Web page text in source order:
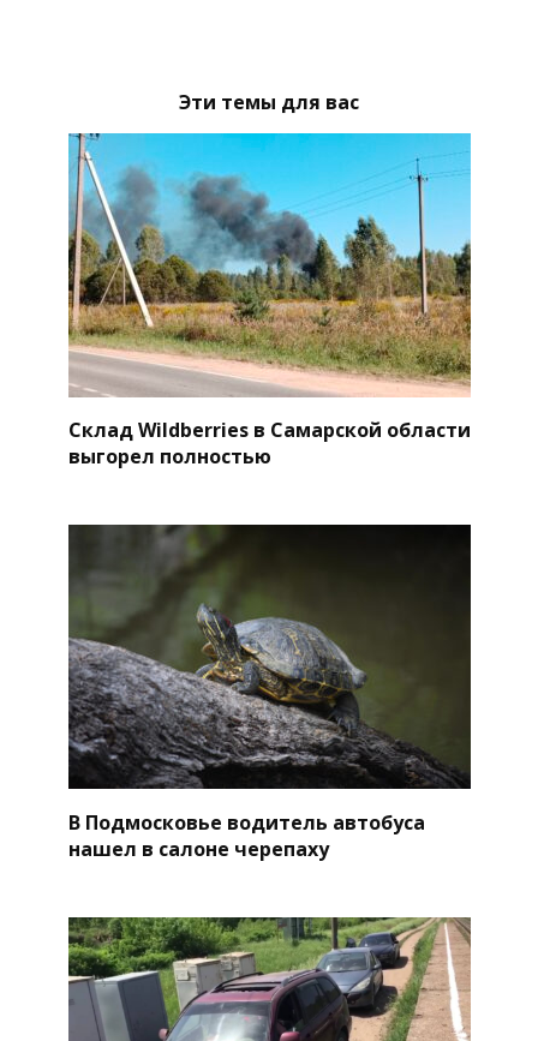
Эти темы для вас
Склад Wildberries в Самарской области
выгорел полностью
В Подмосковье водитель автобуса
нашел в салоне черепаху